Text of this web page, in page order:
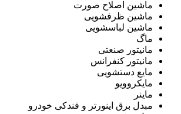
ماشین اصلاح صورت
ماشین ظرفشویی
ماشین لباسشویی
ماگ
مانیتور صنعتی
مانیتور کنفرانس
مایع دستشویی
مایکروویو
ماینر
مبدل برق اینورتر و فندکی خودرو